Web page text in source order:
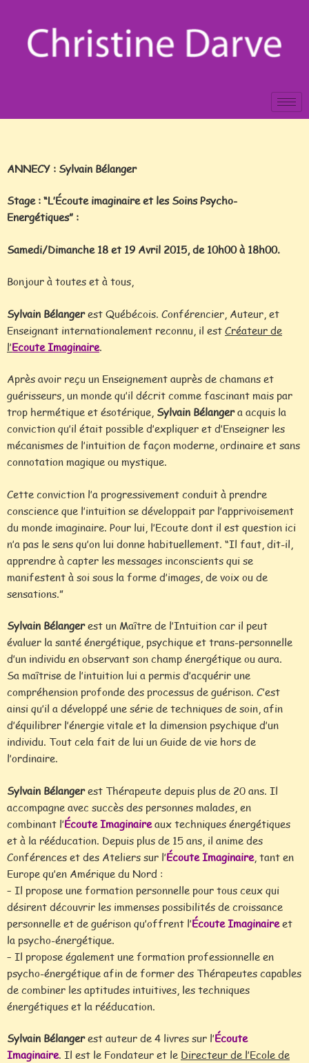
ANNECY : Sylvain Bélanger
Stage : “L’Écoute imaginaire et les Soins Psycho-
Energétiques” :
Samedi/Dimanche 18 et 19 Avril 2015, de 10h00 à 18h00.
Bonjour à toutes et à tous,
Sylvain Bélangerest Québécois. Conférencier, Auteur, et
Enseignant internationalement reconnu, il estCréateur de
l’Ecoute Imaginaire.
Après avoir reçu un Enseignement auprès de chamans et
guérisseurs, un monde qu’il décrit comme fascinant mais par
trop hermétique et ésotérique, Sylvain Bélangera acquis la
conviction qu’il était possible d’expliquer et d’Enseigner les
mécanismes de l’intuition de façon moderne, ordinaire et sans
connotation magique ou mystique.
Cette conviction l’a progressivement conduit à prendre
conscience que l’intuition se développait par l’apprivoisement
du monde imaginaire. Pour lui, l’Ecoute dont il est question ici
n’a pas le sens qu’on lui donne habituellement. “Il faut, dit-il,
apprendre à capter les messages inconscients qui se
manifestent à soi sous la forme d’images, de voix ou de
sensations.”
Sylvain Bélangerest un Maître de l’Intuition car il peut
évaluer la santé énergétique, psychique et trans-personnelle
d’un individu en observant son champ énergétique ou aura.
Sa maîtrise de l’intuition lui a permis d’acquérir une
compréhension profonde des processus de guérison. C’est
ainsi qu’il a développé une série de techniques de soin, afin
d’équilibrer l’énergie vitale et la dimension psychique d’un
individu. Tout cela fait de lui un Guide de vie hors de
l’ordinaire.
Sylvain Bélangerest Thérapeute depuis plus de 20 ans. Il
accompagne avec succès des personnes malades, en
combinant l’Écoute Imaginaireaux techniques énergétiques
et à la rééducation. Depuis plus de 15 ans, il anime des
Conférences et des Ateliers sur l’Écoute Imaginaire, tant en
Europe qu’en Amérique du Nord :
– Il propose une formation personnelle pour tous ceux qui
désirent découvrir les immenses possibilités de croissance
personnelle et de guérison qu’offrent l’Écoute Imaginaireet
la psycho-énergétique.
– Il propose également une formation professionnelle en
psycho-énergétique afin de former des Thérapeutes capables
de combiner les aptitudes intuitives, les techniques
énergétiques et la rééducation.
Sylvain Bélangerest auteur de 4 livres sur l’Écoute
Imaginaire. Il est le Fondateur et le Directeur de l’Ecole de